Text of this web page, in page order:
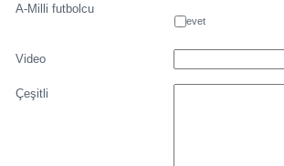
A-Milli futbolcu
evet
Video
Çeşitli